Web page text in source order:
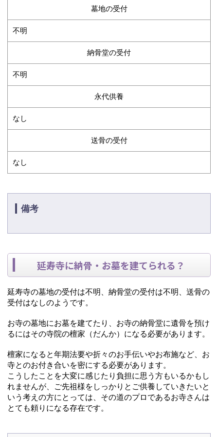
墓地の受付
不明
納骨堂の受付
不明
永代供養
なし
送骨の受付
なし
備考
延寿寺に納骨・お墓を建てられる？
延寿寺の墓地の受付は不明、納骨堂の受付は不明、送骨の
受付はなしのようです。
お寺の墓地にお墓を建てたり、お寺の納骨堂に遺骨を預け
るにはその寺院の檀家（だんか）になる必要があります。
檀家になると年期法要や折々のお手伝いやお布施など、お
寺とのお付き合いを密にする必要があります。
こうしたことを大変に感じたり負担に思う方もいるかもし
れませんが、ご先祖様をしっかりとご供養していきたいと
いう考えの方にとっては、その道のプロであるお寺さんは
とても頼りになる存在です。